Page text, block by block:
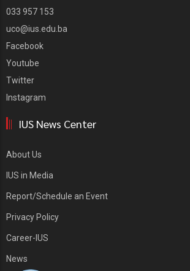
033 957 153
uco@ius.edu.ba
Facebook
Youtube
Twitter
Instagram
IUS News Center
About Us
IUS in Media
Report/Schedule an Event
Privacy Policy
Career-IUS
News